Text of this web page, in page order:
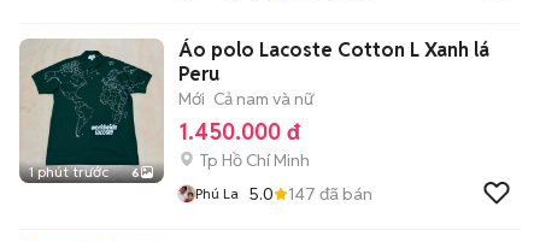
1 phút trước 6
Áo polo Lacoste Cotton L Xanh lá
Peru
Mới Cả nam và nữ
1.450.000 đ
Tp Hồ Chí Minh
Phú La 5.0 147 đã bán